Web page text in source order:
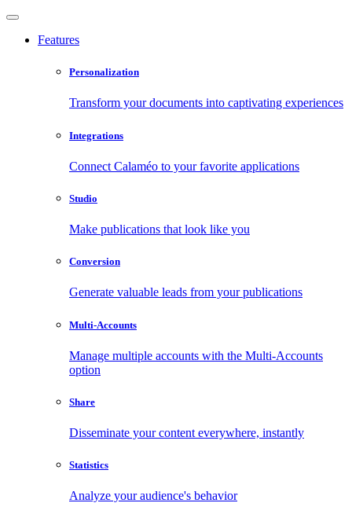
Features
Personalization
Transform your documents into captivating experiences
Integrations
Connect Calaméo to your favorite applications
Studio
Make publications that look like you
Conversion
Generate valuable leads from your publications
Multi-Accounts
Manage multiple accounts with the Multi-Accounts
option
Share
Disseminate your content everywhere, instantly
Statistics
Analyze your audience's behavior